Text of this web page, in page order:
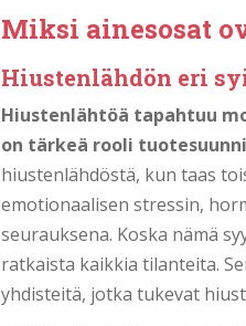
Miksi ainesosat
Hiustenlähdön eri
Hiustenlähtöä tapahtuu
on tärkeä rooli
hiustenlähdöstä, kun taas
emotionaalisen stressin,
seurauksena. Koska nämä
ratkaista kaikkia tilanteita.
yhdisteitä, jotka tukevat